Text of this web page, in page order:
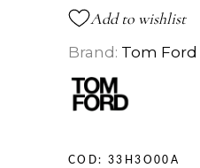
Add to wishlist
Brand: Tom Ford
COD: 33H3O00A